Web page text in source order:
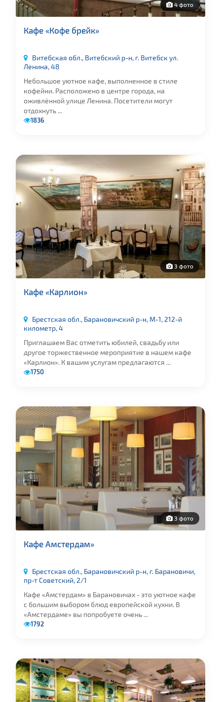
4 фото
Кафе «Кофе брейк»
Витебская обл., Витебский р-н, г. Витебск ул.
Ленина, 48
Небольшое уютное кафе, выполненное в стиле
кофейни. Расположено в центре города, на
оживлённой улице Ленина. Посетители могут
отдохнуть ...
1836
3 фото
Кафе «Карлион»
Брестская обл., Барановичский р-н, М-1, 212-й
километр, 4
Приглашаем Вас отметить юбилей, свадьбу или
другое торжественное мероприятие в нашем кафе
«Карлион». К вашим услугам предлагаются ...
1750
3 фото
Кафе Амстердам»
Брестская обл., Барановичский р-н, г. Барановичи,
пр-т Советский, 2/1
Кафе «Амстердам» в Барановичах - это уютное кафе
с большим выбором блюд европейской кухни. В
«Амстердаме» вы попробуете очень ...
1792